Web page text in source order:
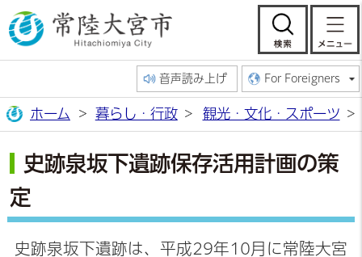
常陸大宮市公
検
音声読み上げ For Foreigners
ホーム 暮らし・行政 観光・文化・スポーツ
史跡泉坂下遺跡保存活用計画の策
定
史跡泉坂下遺跡は、平成29年10月に常陸大宮